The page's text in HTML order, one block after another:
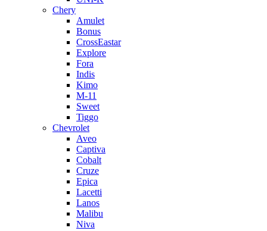
Chery
Amulet
Bonus
CrossEastar
Explore
Fora
Indis
Kimo
M-11
Sweet
Tiggo
Chevrolet
Aveo
Captiva
Cobalt
Cruze
Epica
Lacetti
Lanos
Malibu
Niva